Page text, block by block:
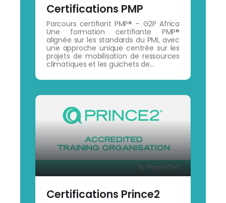
Certifications PMP
Parcours certifiant PMP® – G2P Africa
Une formation certifiante PMP®
alignée sur les standards du PMI, avec
une approche unique centrée sur les
projets de mobilisation de ressources
climatiques et les guichets de...
Certifications Prince2